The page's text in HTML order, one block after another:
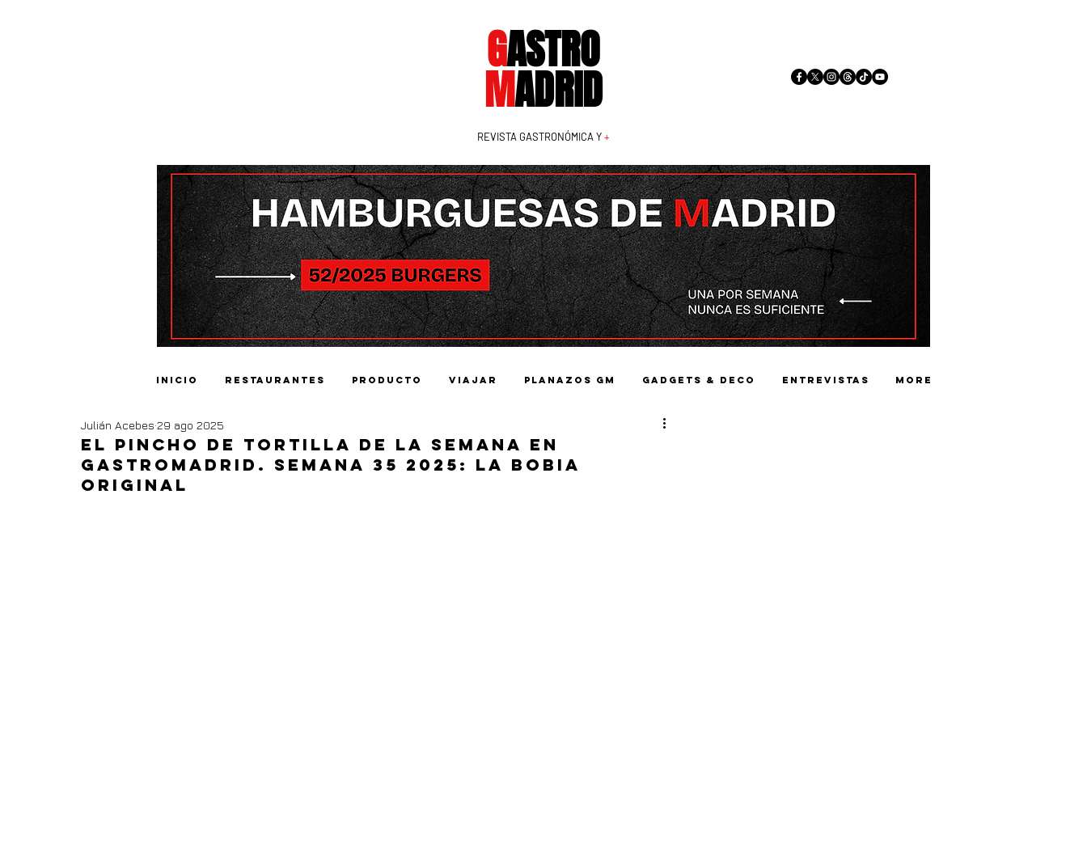
GASTRO
MADRID
REVISTA GASTRONÓMICA Y+
Inicio Restaurantes Producto Viajar Planazos GM Gadgets & Deco Entrevistas More
El pincho de tortilla de la semana en
GastroMadrid. Semana 35 2025: La Bobia
Original
Julián Acebes 29 ago 2025